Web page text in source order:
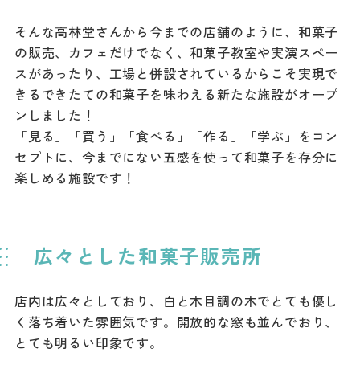
そんな高林堂さんから今までの店舗のように、和菓子
の販売、カフェだけでなく、和菓子教室や実演スペー
スがあったり、工場と併設されているからこそ実現で
きるできたての和菓子を味わえる新たな施設がオープ
ンしました！
「見る」「買う」「食べる」「作る」「学ぶ」をコン
セプトに、今までにない五感を使って和菓子を存分に
楽しめる施設です！
広々とした和菓子販売所
店内は広々としており、白と木目調の木でとても優し
く落ち着いた雰囲気です。開放的な窓も並んでおり、
とても明るい印象です。